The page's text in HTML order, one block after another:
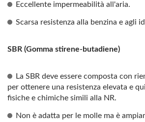
Eccellente impermeabilità all'aria.
Scarsa resistenza alla benzina e agli
SBR (Gomma stirene-butadiene)
La SBR deve essere composta con
per ottenere una resistenza elevata e
fisiche e chimiche simili alla NR.
Non è adatta per le molle ma è